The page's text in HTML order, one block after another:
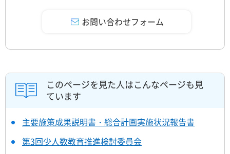
このページを見た人はこんなページも見
ています
主要施策成果説明書・総合計画実施状況報告書
第3回少人数教育推進検討委員会